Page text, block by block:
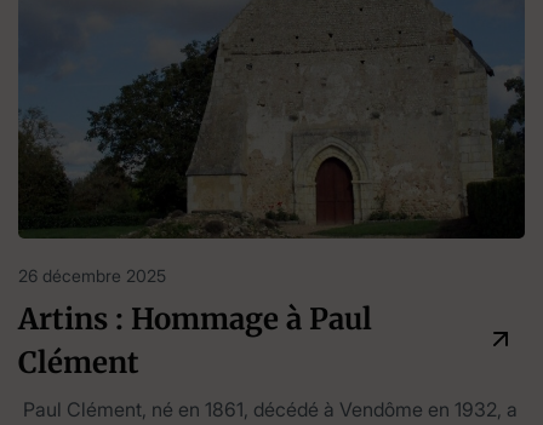
26 décembre 2025
Artins : Hommage à Paul
Clément
Paul Clément, né en 1861, décédé à Vendôme en 1932, a